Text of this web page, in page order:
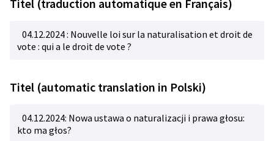
Titel (traduction automatique en Français)
04.12.2024 : Nouvelle loi sur la naturalisation et droit de
vote : qui a le droit de vote ?
Titel (automatic translation in Polski)
04.12.2024: Nowa ustawa o naturalizacji i prawa głosu:
kto ma głos?